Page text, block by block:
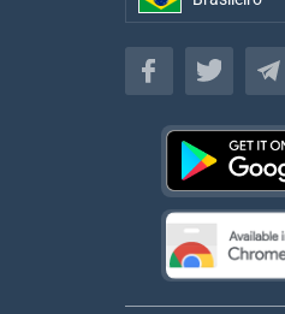
Brasileiro